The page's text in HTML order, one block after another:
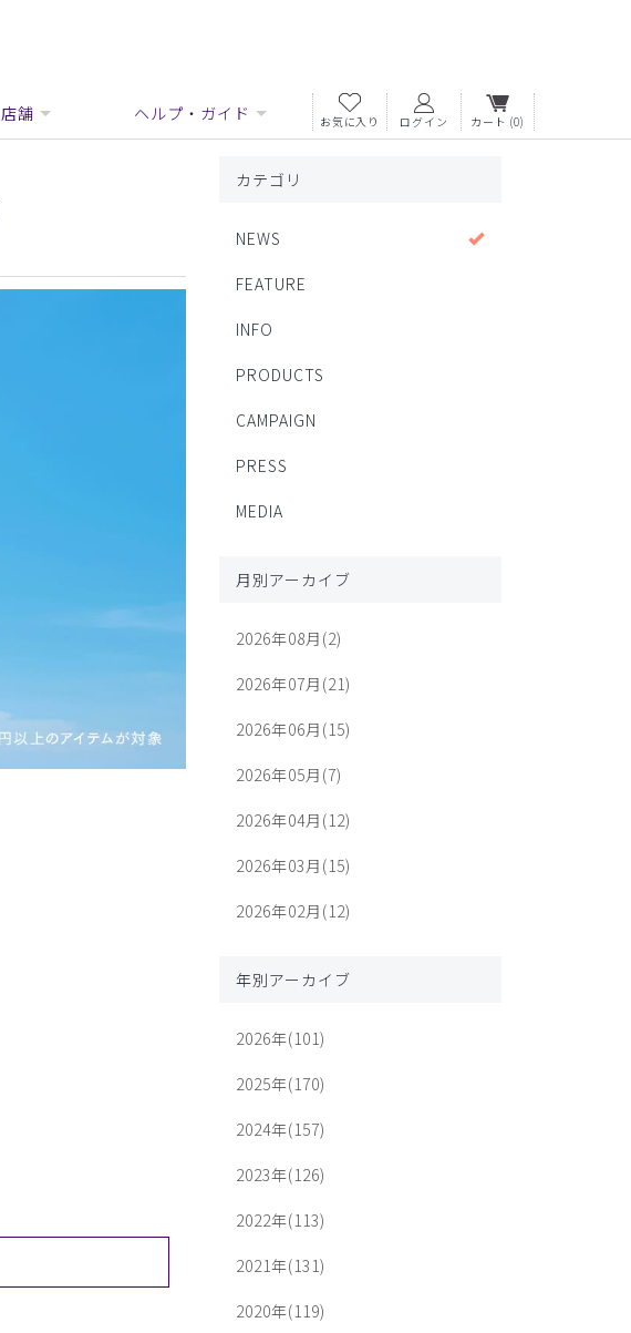
店舗 ヘルプ・ガイド お気に入り ログイン カート (0)
カテゴリ
NEWS
FEATURE
INFO
PRODUCTS
CAMPAIGN
PRESS
MEDIA
月別アーカイブ
2026年08月(2)
2026年07月(21)
2026年06月(15)
2026年05月(7)
2026年04月(12)
2026年03月(15)
2026年02月(12)
年別アーカイブ
2026年(101)
2025年(170)
2024年(157)
2023年(126)
2022年(113)
2021年(131)
2020年(119)